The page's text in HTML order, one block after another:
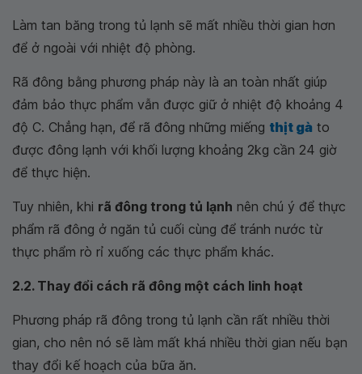
Làm tan băng trong tủ lạnh sẽ mất nhiều thời gian hơn
để ở ngoài với nhiệt độ phòng.
Rã đông bằng phương pháp này là an toàn nhất giúp
đảm bảo thực phẩm vẫn được giữ ở nhiệt độ khoảng 4
độ C. Chẳng hạn, để rã đông những miếng thịt gà to
được đông lạnh với khối lượng khoảng 2kg cần 24 giờ
để thực hiện.
Tuy nhiên, khi rã đông trong tủ lạnh nên chú ý để thực
phẩm rã đông ở ngăn tủ cuối cùng để tránh nước từ
thực phẩm rò rỉ xuống các thực phẩm khác.
2.2. Thay đổi cách rã đông một cách linh hoạt
Phương pháp rã đông trong tủ lạnh cần rất nhiều thời
gian, cho nên nó sẽ làm mất khá nhiều thời gian nếu bạn
thay đổi kế hoạch của bữa ăn.